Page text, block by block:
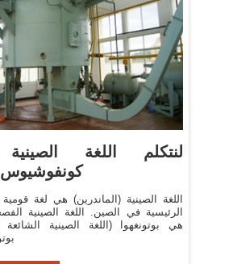
لنتكلم اللغة
كونفوشيوس
اللغة الصينية (الماندرين) هي لغة
الرئيسية في الصين. اللغة الصينية
هي بوتونغهوا (اللغة الصينية الشائعة